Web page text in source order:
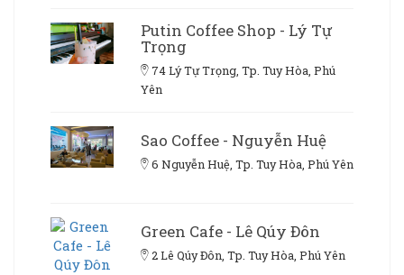
Putin Coffee Shop - Lý Tự
Trọng
74 Lý Tự Trọng, Tp. Tuy Hòa, Phú
Yên
Sao Coffee - Nguyễn Huệ
6 Nguyễn Huệ, Tp. Tuy Hòa, Phú Yên
Green Cafe - Lê Qúy Đôn
2 Lê Qúy Đôn, Tp. Tuy Hòa, Phú Yên